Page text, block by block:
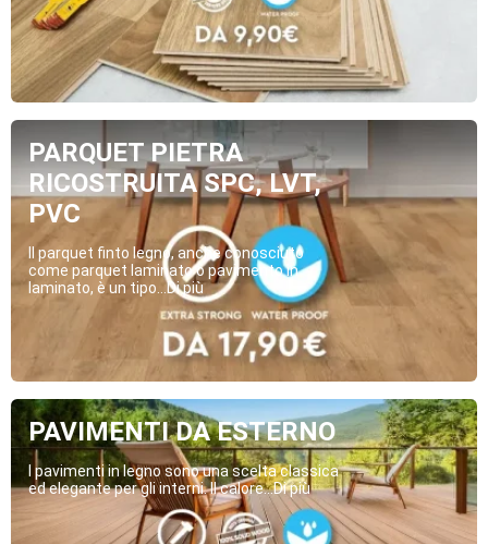
PARQUET PIETRA
RICOSTRUITA SPC, LVT,
PVC
Il parquet finto legno, anche conosciuto
come parquet laminato o pavimento in
laminato, è un tipo...Di più
PAVIMENTI DA ESTERNO
I pavimenti in legno sono una scelta classica
ed elegante per gli interni. Il calore...Di più